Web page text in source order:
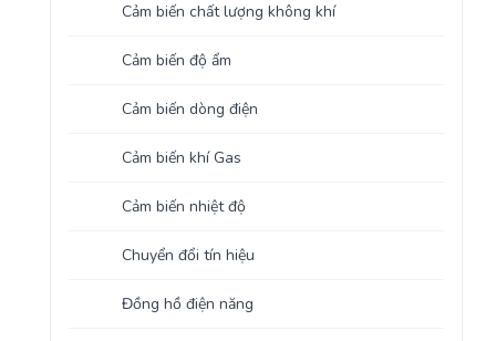
Cảm biến chất lượng không khí
Cảm biến độ ẩm
Cảm biến dòng điện
Cảm biến khí Gas
Cảm biến nhiệt độ
Chuyển đổi tín hiệu
Đồng hồ điện năng